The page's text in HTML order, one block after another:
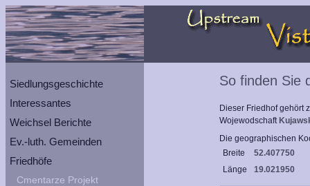
Siedlungsgeschichte
Interessantes
Weichsel Berichte
Ev.-luth. Gemeinden
Friedhöfe
Cmentarze Projekt
So finden Sie
Dieser Friedhof gehört
Wojewodschaft
Die geographischen
Breite
52.407750
Länge
19.021950